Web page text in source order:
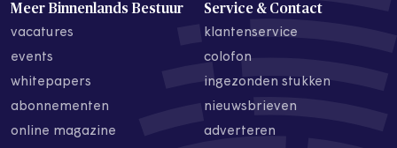
Meer Binnenlands Bestuur
vacatures
events
whitepapers
abonnementen
online magazine
Service & Contact
klantenservice
colofon
ingezonden stukken
nieuwsbrieven
adverteren